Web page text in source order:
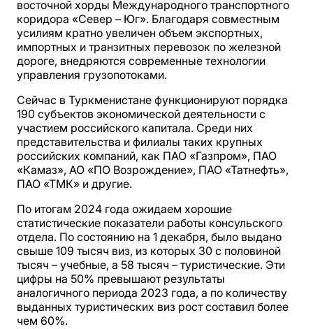
восточной хорды Международного транспортного
коридора «Север – Юг». Благодаря совместным
усилиям кратно увеличен объем экспортных,
импортных и транзитных перевозок по железной
дороге, внедряются современные технологии
управления грузопотоками.
Сейчас в Туркменистане функционируют порядка
190 субъектов экономической деятельности с
участием российского капитала. Среди них
представительства и филиалы таких крупных
российских компаний, как ПАО «Газпром», ПАО
«Камаз», АО «ПО Возрождение», ПАО «Татнефть»,
ПАО «ТМК» и другие.
По итогам 2024 года ожидаем хорошие
статистические показатели работы консульского
отдела. По состоянию на 1 декабря, было выдано
свыше 109 тысяч виз, из которых 30 с половиной
тысяч – учебные, а 58 тысяч – туристические. Эти
цифры на 50% превышают результаты
аналогичного периода 2023 года, а по количеству
выданных туристических виз рост составил более
чем 60%.